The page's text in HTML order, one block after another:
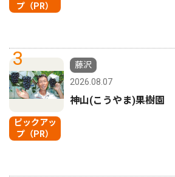
プ（PR）
3
ピックアッ
プ（PR）
藤沢
2026.08.07
神山(こうやま)果樹園